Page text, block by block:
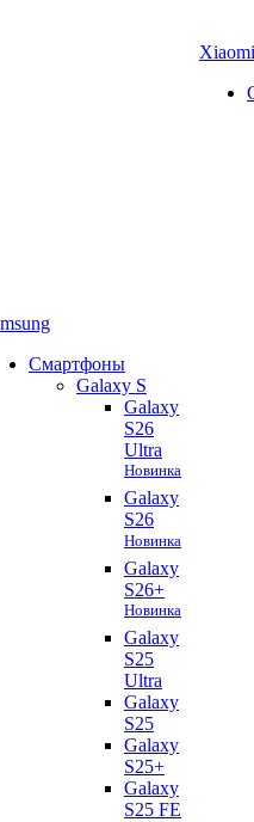
Смартфоны
Galaxy S
Galaxy
S26
Ultra
Новинка
Galaxy
S26
Новинка
Galaxy
S26+
Новинка
Galaxy
S25
Ultra
Galaxy
S25
Galaxy
S25+
Galaxy
S25 FE
Xiaomi